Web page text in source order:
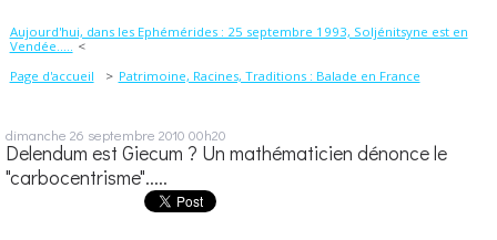
Aujourd'hui, dans les Ephémérides : 25 septembre 1993, Soljénitsyne est en
Vendée.....
Page d'accueil
Patrimoine, Racines, Traditions : Balade en France
dimanche 26 septembre 2010 00h20
Delendum est Giecum ? Un mathématicien dénonce le
"carbocentrisme".....